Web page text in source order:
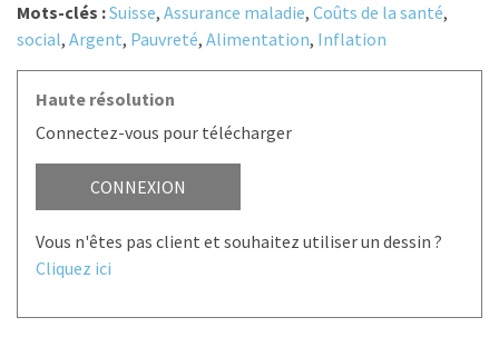
Mots-clés :Suisse, Assurance maladie, Coûts de la santé,
social, Argent, Pauvreté, Alimentation, Inflation
Haute résolution
Connectez-vous pour télécharger
CONNEXION
Vous n'êtes pas client et souhaitez utiliser un dessin ?
Cliquez ici